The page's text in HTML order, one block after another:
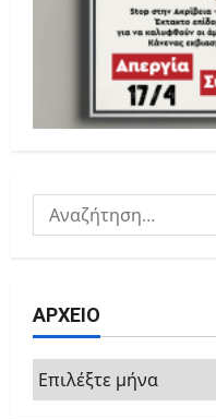
Αναζήτηση
για:
ΑΡΧΕΙΟ
ΑΡΧΕΙΟ